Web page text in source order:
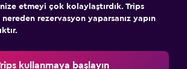
etmeyi çok kolaylaştırdık. Trips
rezervasyon yaparsanız yapın
kullanmaya başlayın